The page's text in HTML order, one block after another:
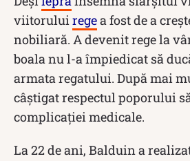
viitoruluiregea fost de a
nobiliară. A devenit rege la
boala nu l-a împiedicat să
armata regatului. După mai
câștigat respectul poporului
complicației medicale.
La 22 de ani, Balduin a